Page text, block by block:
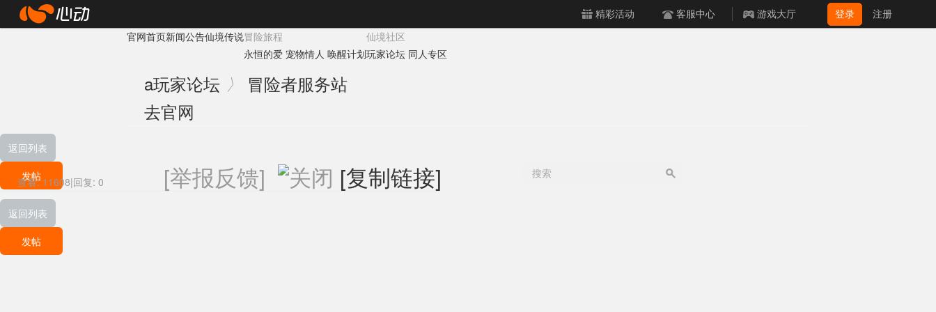
心
精彩活动 客服中心 游戏大厅 登录 注册
官网首页新闻公告仙境传说冒险旅程
永恒的爱 宠物情人 唤醒计划
仙境社区
玩家论坛 同人专区
a玩家论坛 〉
冒险者服务站
去官网
返回列表
发帖 
查看: 11608|回复: 0 [举报反馈] [复制链接]
返回列表
发帖